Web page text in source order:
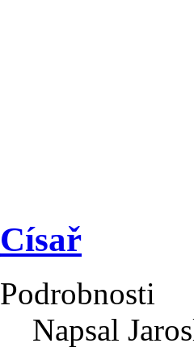
Císař
Podrobnosti
Napsal